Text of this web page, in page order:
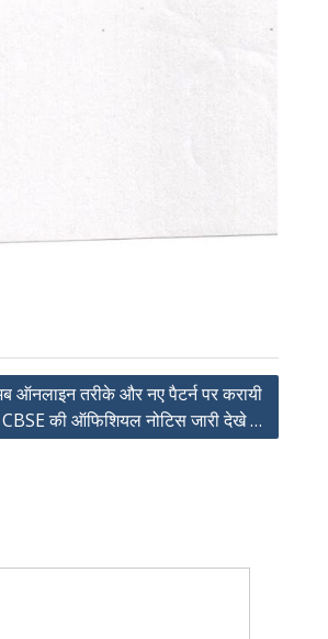
ऑनलाइन तरीके और नए पैटर्न पर करायी
CBSE की ऑफिशियल नोटिस जारी देखे …